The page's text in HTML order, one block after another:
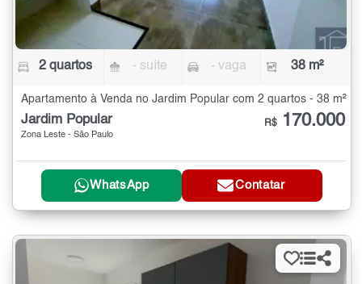
2 quartos - suíte - vaga 38 m²
Apartamento à Venda no Jardim Popular com 2 quartos - 38 m²
Jardim Popular
Zona Leste - São Paulo
R$ 170.000
WhatsApp Contatar